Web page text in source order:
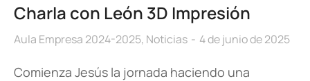
Charla con León 3D Impresión
Aula Empresa 2024-2025, Noticias 4 de junio de 2025
Comienza Jesús la jornada haciendo una